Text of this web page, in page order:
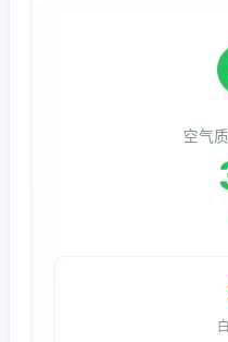
空气